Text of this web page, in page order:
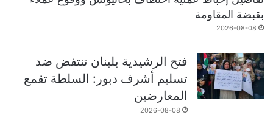
بقبضة المقاومة
2026-08-08
فتح الرشيدية بلبنان تنتفض ضد
تسليم أشرف دبور: السلطة تقمع
المعارضين
2026-08-08